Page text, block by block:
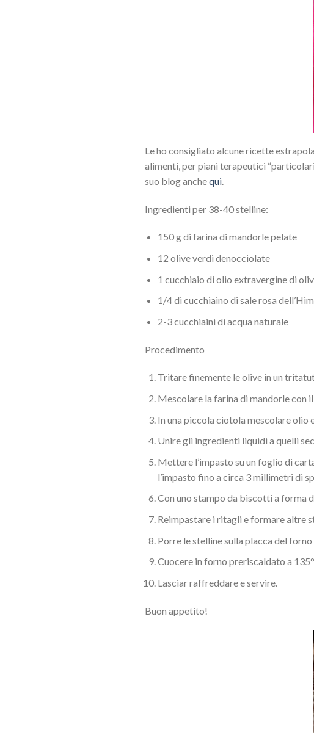
Le ho consigliato alcune ricette
alimenti, per piani terapeutici
suo blog anchequi
Ingredienti per 38-40 stelline:
150 g di farina di mandorle pelate
12 olive verdi denocciolate
1 cucchiaio di olio extravergine di
1/4 di cucchiaino di sale rosa
2-3 cucchiaini di acqua naturale
Procedimento
Tritare finemente le olive in un
Mescolare la farina di mandorle con
In una piccola ciotola mescolare olio
Unire gli ingredienti liquidi a quelli
Mettere l’impasto su un foglio di
l’impasto fino a circa 3 millimetri di
Con uno stampo da biscotti a forma
Reimpastare i ritagli e formare altre
Porre le stelline sulla placca del
Cuocere in forno preriscaldato a
Lasciar raffreddare e servire.
Buon appetito!